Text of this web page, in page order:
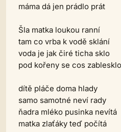
máma dá jen prádlo prát
Šla matka loukou ranní
tam co vrba k vodě sklání
voda je jak čiré ticha sklo
pod kořeny se cos zablesklo
dítě pláče doma hlady
samo samotné neví rady
ňadra mléko pusinka nevítá
matka zlaťáky teď počítá